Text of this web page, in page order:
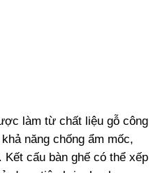
làm từ chất liệu gỗ công
năng chống ẩm mốc,
cấu bàn ghế có thể xếp